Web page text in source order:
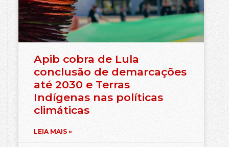
Apib cobra de Lula
conclusão de demarcações
até 2030 e Terras
Indígenas nas políticas
climáticas
LEIA MAIS »